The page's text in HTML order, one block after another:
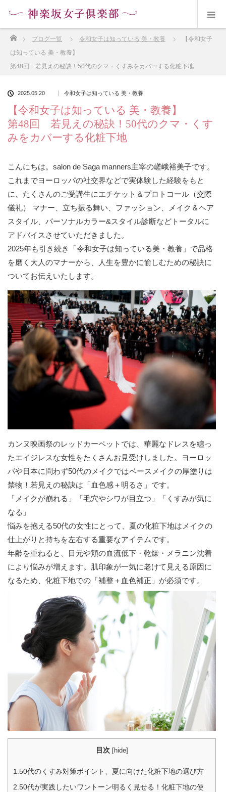
ブログ一覧 令和女子は知っている 美・教養
【令和女子
は知っている 美・教養】
第48回 若見えの秘訣！50代のクマ・くすみをカバーする化粧下地
2025.05.20 令和女子は知っている 美・教養
【令和女子は知っている 美・教養】
第48回 若見えの秘訣！50代のクマ・くす
みをカバーする化粧下地
こんにちは。salon de Saga manners主宰の嵯峨裕美子です。
これまでヨーロッパの社交界などで実体験した経験をもと
に、たくさんのご受講生にエチケット＆プロトコール（交際
儀礼） マナー、立ち振る舞い、ファッション、メイク＆ヘア
スタイル、パーソナルカラー&スタイル診断などトータルに
アドバイスさせていただきました。
2025年も引き続き「令和女子は知っている美・教養」で品格
を磨く大人のマナーから、人生を豊かに愉しむための秘訣に
ついてお伝えいたします。
カンヌ映画祭のレッドカーペットでは、華麗なドレスを纏っ
たエイジレスな女性をたくさんお見受けしました。ヨーロッ
パや日本に問わず50代のメイクではベースメイクの厚塗りは
禁物！若見えの秘訣は「血色感＋明るさ」です。
「メイクが崩れる」「毛穴やシワが目立つ」「くすみが気に
なる」
悩みを抱える50代の女性にとって、夏の化粧下地はメイクの
仕上がりと持ちを左右する重要なアイテムです。
年齢を重ねると、目元や頬の血流低下・乾燥・メラニン沈着
により悩みが増えます。肌印象が一気に老けて見える原因に
なるため、化粧下地での「補整＋血色補正」が必須です。
目次 [hide]
1.50代のくすみ対策ポイント、夏に向けた化粧下地の選び方
2.50代が実践したいワントーン明るく見せる！化粧下地の使